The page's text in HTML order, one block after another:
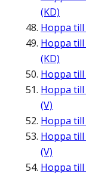
(KD)
Hoppa till
Hoppa till
(KD)
Hoppa till
Hoppa till
(V)
Hoppa till
Hoppa till
(V)
Hoppa till